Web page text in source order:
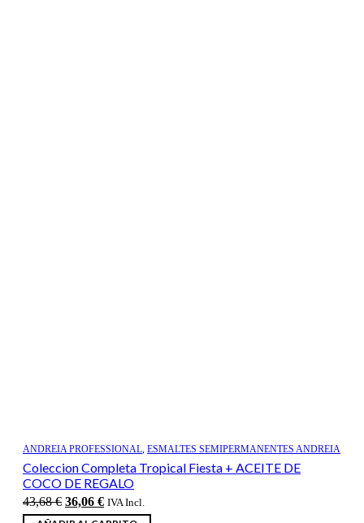
ANDREIA PROFESSIONAL, ESMALTES SEMIPERMANENTES ANDREIA
Coleccion Completa Tropical Fiesta + ACEITE DE
COCO DE REGALO
43,68€ El
precio
36,06 €El
precio
IVA Incl.